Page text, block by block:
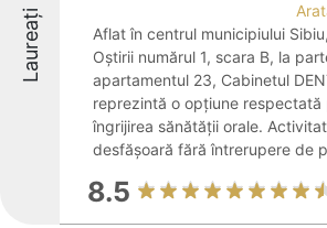
Laureați
Aflat în centrul municipiului
Oștirii numărul 1, scara B, la
apartamentul 23, Cabinetul
reprezintă o opțiune respectată
îngrijirea sănătății orale.
desfășoară fără întrerupere de
8.5